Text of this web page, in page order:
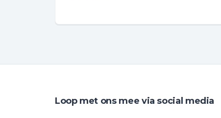
Loop met ons mee via social media